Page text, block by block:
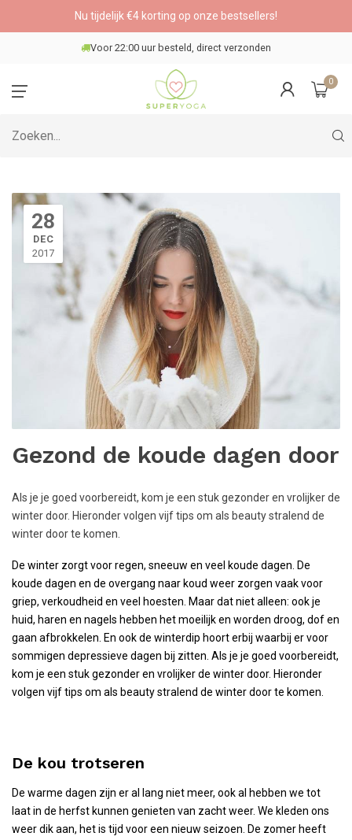
Nu tijdelijk €4 korting op onze bestsellers!
Voor 22:00 uur besteld, direct verzonden
0
28
DEC
2017
Gezond de koude dagen door
Als je je goed voorbereidt, kom je een stuk gezonder en vrolijker de
winter door. Hieronder volgen vijf tips om als beauty stralend de
winter door te komen.
De winter zorgt voor regen, sneeuw en veel koude dagen. De
koude dagen en de overgang naar koud weer zorgen vaak voor
griep, verkoudheid en veel hoesten. Maar dat niet alleen: ook je
huid, haren en nagels hebben het moeilijk en worden droog, dof en
gaan afbrokkelen. En ook de winterdip hoort erbij waarbij er voor
sommigen depressieve dagen bij zitten. Als je je goed voorbereidt,
kom je een stuk gezonder en vrolijker de winter door. Hieronder
volgen vijf tips om als beauty stralend de winter door te komen.
De kou trotseren
De warme dagen zijn er al lang niet meer, ook al hebben we tot
laat in de herfst kunnen genieten van zacht weer. We kleden ons
weer dik aan, het is tijd voor een nieuw seizoen. De zomer heeft